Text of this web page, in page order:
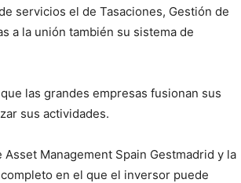
servicios el de Tasaciones, Gestión de
a la unión también su sistema de
las grandes empresas fusionan sus
sus actividades.
Management Spain Gestmadrid y la
en el que el inversor puede